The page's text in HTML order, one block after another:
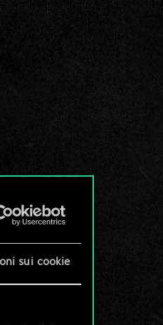
sui cookie